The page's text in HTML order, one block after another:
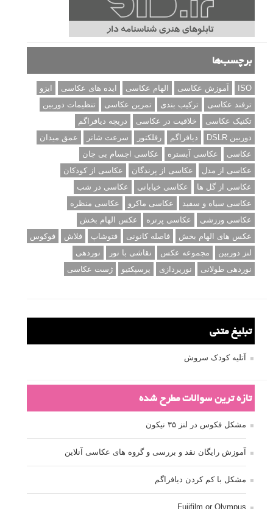
برچسب‌ها
ISO آموزش عکاسی الهام عکاسی ایده های عکاسی
ایزو
ترفند عکاسی
ترکیب بندی تمرین عکاسی
تنظیمات دوربین
تکنیک عکاسی
خلاقیت در عکاسی
دریچه دیافراگم
دوربین DSLR
دیافراگم رفلکتور سرعت شاتر
عمق میدان
عکاسی
عکاسی آبستره
عکاسی اجسام بی جان
عکاسی از مدل
عکاسی از پرندگان
عکاسی از کودکان
عکاسی از گل ها
عکاسی خیابانی
عکاسی در شب
عکاسی سیاه و سفید
عکاسی ماکرو
عکاسی منظره
عکاسی ورزشی
عکاسی پرتره
عکس الهام بخش
عکس های الهام بخش
فاصله کانونی فتوشاپ فلاش
فوکوس
لنز دوربین
مجموعه عکس نقاشی با نور
نوردهی
نوردهی طولانی
نورپردازی پرسپکتیو ژست عکاسی
تبلیغ متنی
آتلیه کودک سروش
تازه ترین سوالات مطرح شده
مشکل فکوس در لنز ۳۵ نیکون
آموزش رایگان نقد و بررسی و گروه های عکاسی آنلاین
مشکل با کم کردن دیافراگم
Fujifilm or Olympus